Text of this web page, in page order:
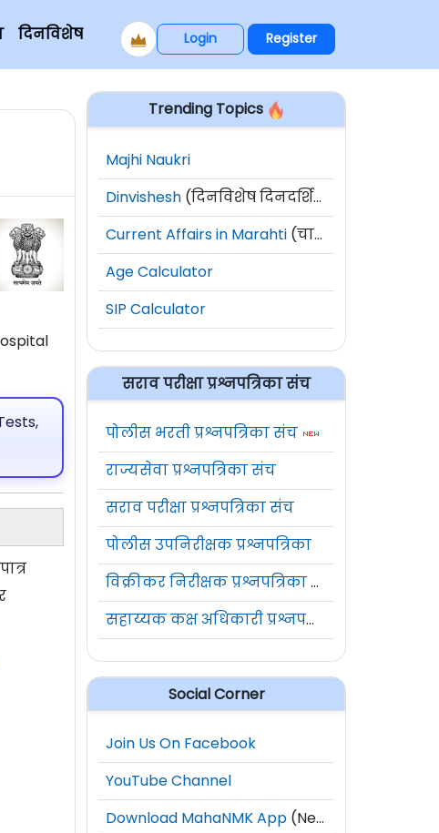
दिनविशेष Login Register
Trending Topics
Majhi Naukri
Dinvishesh (दिनविशेष दिनदर्शिका)
Current Affairs in Marahti (चालू घडामोडी)
Age Calculator
SIP Calculator
सराव परीक्षा प्रश्नपत्रिका संच
पोलीस भरती प्रश्नपत्रिका संच
राज्यसेवा प्रश्नपत्रिका संच
सराव परीक्षा प्रश्नपत्रिका संच
पोलीस उपनिरीक्षक प्रश्नपत्रिका
विक्रीकर निरीक्षक प्रश्नपत्रिका संच
सहाय्यक कक्ष अधिकारी प्रश्नपत्रिका संच
Social Corner
Join Us On Facebook
YouTube Channel
Download MahaNMK App (New)